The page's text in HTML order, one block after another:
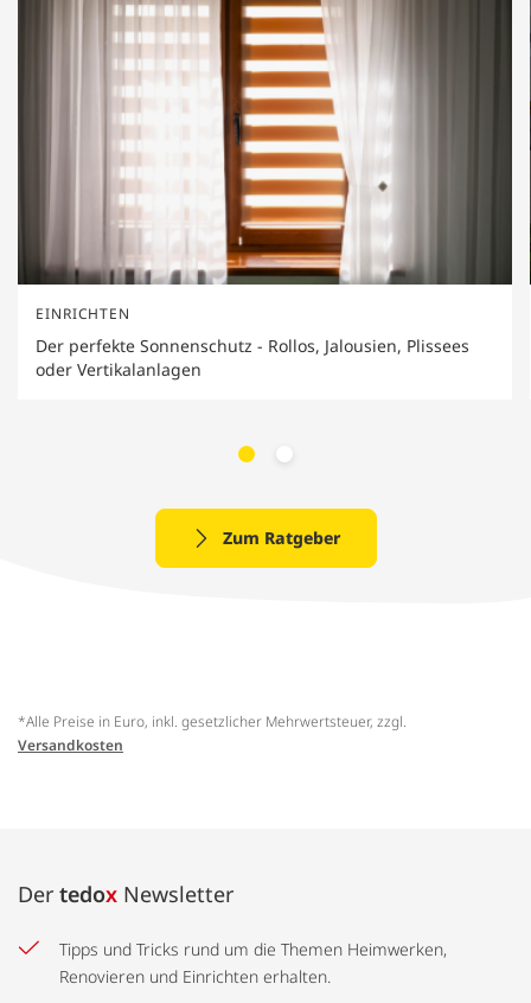
Der perfekte Sonnenschutz - Rollos, Jalousien, Plissees
oder Vertikalanlagen
EINRICHTEN
Zum Ratgeber
*Alle Preise in Euro, inkl. gesetzlicher Mehrwertsteuer, zzgl.
Versandkosten
Der tedox Newsletter
Tipps und Tricks rund um die Themen Heimwerken,
Renovieren und Einrichten erhalten.